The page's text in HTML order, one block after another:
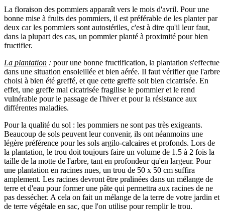
La floraison des pommiers apparaît vers le mois d'avril. Pour une
bonne mise à fruits des pommiers, il est préférable de les planter par
deux car les pommiers sont autostériles, c'est à dire qu'il leur faut,
dans la plupart des cas, un pommier planté à proximité pour bien
fructifier.
La plantation : pour une bonne fructification, la plantation s'effectue
dans une situation ensoleillée et bien aérée. Il faut vérifier que l'arbre
choisi à bien été greffé, et que cette greffe soit bien cicatrisée. En
effet, une greffe mal cicatrisée fragilise le pommier et le rend
vulnérable pour le passage de l'hiver et pour la résistance aux
différentes maladies.
Pour la qualité du sol : les pommiers ne sont pas très exigeants.
Beaucoup de sols peuvent leur convenir, ils ont néanmoins une
légère préférence pour les sols argilo-calcaires et profonds. Lors de
la plantation, le trou doit toujours faire un volume de 1.5 à 2 fois la
taille de la motte de l'arbre, tant en profondeur qu'en largeur. Pour
une plantation en racines nues, un trou de 50 x 50 cm suffira
amplement. Les racines devront être pralinées dans un mélange de
terre et d'eau pour former une pâte qui permettra aux racines de ne
pas dessécher. A cela on fait un mélange de la terre de votre jardin et
de terre végétale en sac, que l'on utilise pour remplir le trou.